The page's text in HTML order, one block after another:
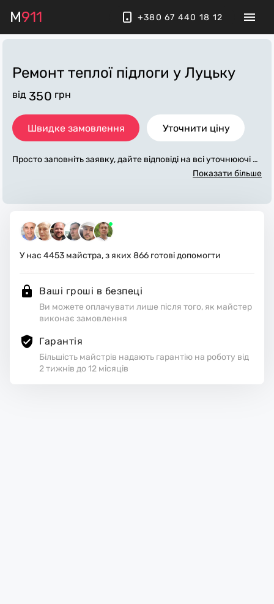
M911 +380 67 440 18 12
Ремонт теплої підлоги у Луцьку
від 350 грн
Швидке замовлення Уточнити ціну
Просто заповніть заявку, дайте відповіді на всі уточнюючі за
питання по «ремонт теплої підлоги». Ми зв'яжемося з вами
иконавці стежать за чистотою та прибирають робоче місце.
Показати більше
У нас 4453 майстра, з яких 866 готові допомогти
Ваші гроші в безпеці
Ви можете оплачувати лише після того, як майстер
виконає замовлення
Гарантія
Більшість майстрів надають гарантію на роботу від
2 тижнів до 12 місяців